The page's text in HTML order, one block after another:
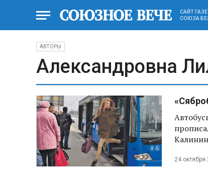
САЙТ
СОЮЗА
АВТОРЫ
Александровна
24 октября